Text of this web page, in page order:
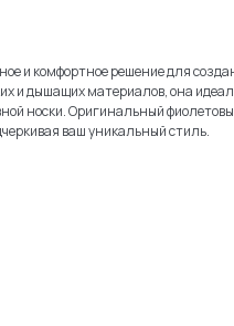
и комфортное решение для
и дышащих материалов, она
носки. Оригинальный
ваш уникальный стиль.